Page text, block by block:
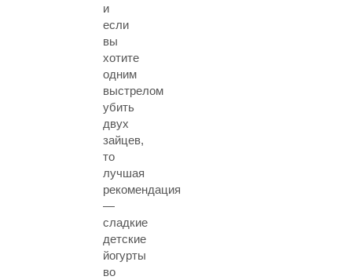
и
если
вы
хотите
одним
выстрелом
убить
двух
зайцев,
то
лучшая
рекомендация
—
сладкие
детские
йогурты
во